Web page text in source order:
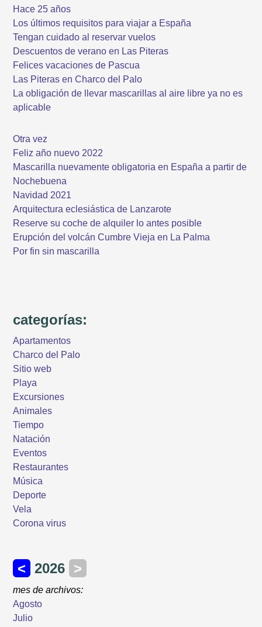
Hace 25 años
Los últimos requisitos para viajar a España
Tengan cuidado al reservar vuelos
Descuentos de verano en Las Piteras
Felices vacaciones de Pascua
Las Piteras en Charco del Palo
La obligación de llevar mascarillas al aire libre ya no es
aplicable
Otra vez
Feliz año nuevo 2022
Mascarilla nuevamente obligatoria en España a partir de
Nochebuena
Navidad 2021
Arquitectura eclesiástica de Lanzarote
Reserve su coche de alquiler lo antes posible
Erupción del volcán Cumbre Vieja en La Palma
Por fin sin mascarilla
categorías:
Apartamentos
Charco del Palo
Sitio web
Playa
Excursiones
Animales
Tiempo
Natación
Eventos
Restaurantes
Música
Deporte
Vela
Corona virus